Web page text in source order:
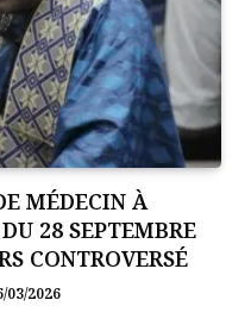
MÉDECIN À
28 SEPTEMBRE
CONTROVERSÉ
03/2026